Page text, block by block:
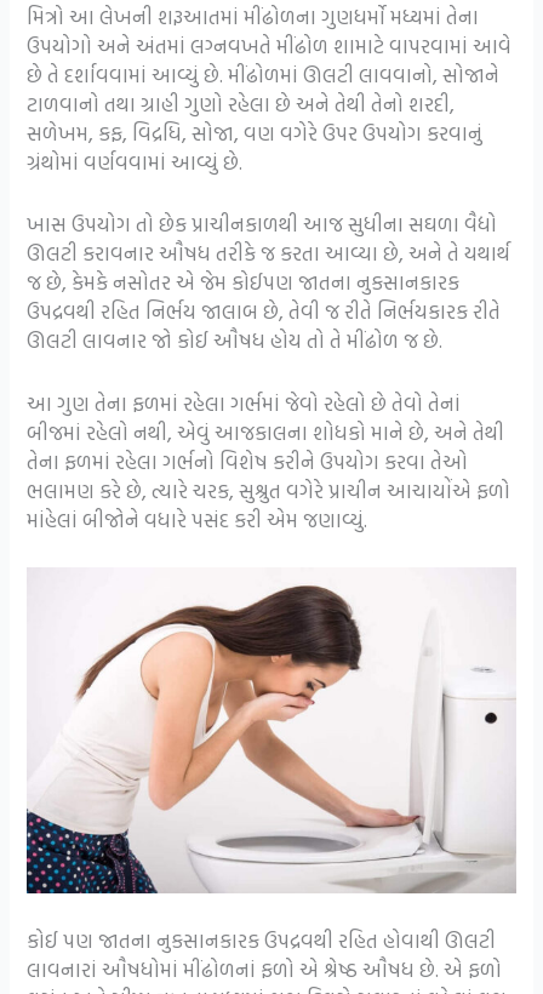
મિત્રો આ લેખની શરૂઆતમાં મીંઢોળના ગુણધર્મો મધ્યમાં તેના
ઉપયોગો અને અંતમાં લગ્નવખતે મીંઢોળ શામાટે વાપરવામાં આવે
છે તે દર્શાવવામાં આવ્યું છે. મીંઢોળમાં ઊલટી લાવવાનો, સોજાને
ટાળવાનો તથા ગ્રાહી ગુણો રહેલા છે અને તેથી તેનો શરદી,
સળેખમ, કફ, વિદ્રધિ, સોજા, વણ વગેરે ઉપર ઉપયોગ કરવાનું
ગ્રંથોમાં વર્ણવવામાં આવ્યું છે.
ખાસ ઉપયોગ તો છેક પ્રાચીનકાળથી આજ સુધીના સઘળા વૈદ્યો
ઊલટી કરાવનાર ઔષધ તરીકે જ કરતા આવ્યા છે, અને તે યથાર્થ
જ છે, કેમકે નસોતર એ જેમ કોઈપણ જાતના નુકસાનકારક
ઉપદ્રવથી રહિત નિર્ભય જાલાબ છે, તેવી જ રીતે નિર્ભયકારક રીતે
ઊલટી લાવનાર જો કોઈ ઔષધ હોય તો તે મીંઢોળ જ છે.
આ ગુણ તેના ફળમાં રહેલા ગર્ભમાં જેવો રહેલો છે તેવો તેનાં
બીજમાં રહેલો નથી, એવું આજકાલના શોધકો માને છે, અને તેથી
તેના ફળમાં રહેલા ગર્ભનો વિશેષ કરીને ઉપયોગ કરવા તેઓ
ભલામણ કરે છે, ત્યારે ચરક, સુશ્રુત વગેરે પ્રાચીન આચાયોંએ ફળો
માંહેલાં બીજોને વધારે પસંદ કરી એમ જણાવ્યું.
કોઈ પણ જાતના નુકસાનકારક ઉપદ્રવથી રહિત હોવાથી ઊલટી
લાવનારાં ઔષધોમાં મીંઢોળનાં ફળો એ શ્રેષ્ઠ ઔષધ છે. એ ફળો